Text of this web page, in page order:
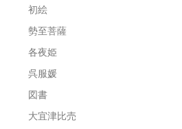
初絵
勢至菩薩
各夜姫
呉服媛
図書
大宜津比売